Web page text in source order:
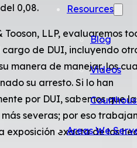
Resources
Blog
Videos
Areas We
0,08.
Tooson, LLP, evaluaremos
de DUI, incluyendo
manera de manejar, los
su arresto. Si lo han
por DUI, sabemos que
severas; por eso
exposición exacta de los